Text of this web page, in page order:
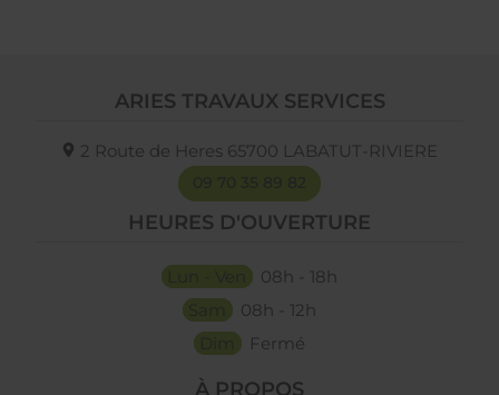
ARIES TRAVAUX SERVICES
2 Route de Heres 65700 LABATUT-RIVIERE
HEURES D'OUVERTURE
08h - 18h
08h - 12h
Fermé
À PROPOS